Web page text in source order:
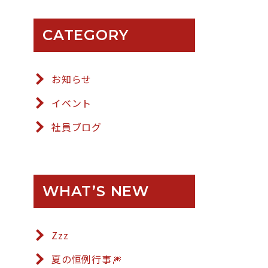
CATEGORY
お知らせ
イベント
社員ブログ
WHAT’S NEW
Zzz
夏の恒例行事🎆